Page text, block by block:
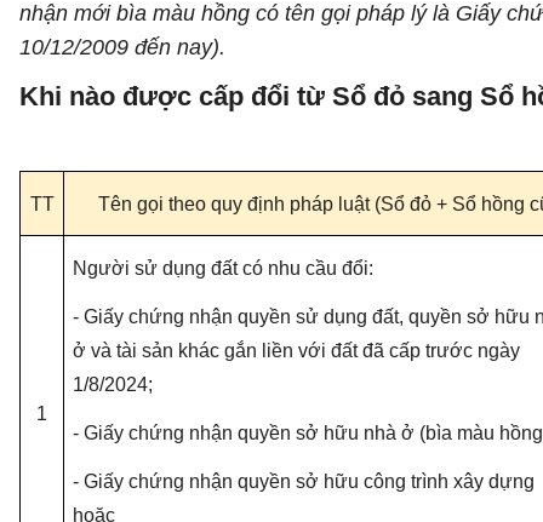
nhận mới bìa màu hồng có tên gọi pháp lý là Giấy
10/12/2009 đến nay).
Khi nào được cấp đổi từ Sổ đỏ sang Sổ
TT Tên gọi theo quy định pháp luật (Sổ đỏ + Sổ hồng
1
Người sử dụng đất có nhu cầu đổi:
- Giấy chứng nhận quyền sử dụng đất, quyền sở hữu
ở và tài sản khác gắn liền với đất đã cấp trước ngày
1/8/2024;
- Giấy chứng nhận quyền sở hữu nhà ở (bìa màu
- Giấy chứng nhận quyền sở hữu công trình xây dựng
hoặc